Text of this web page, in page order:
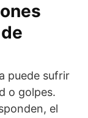
puede sufrir
o golpes.
el